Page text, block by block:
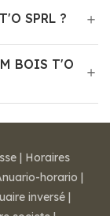
SPRL ?
BOIS T'O
| Horaires
horario |
inversé |